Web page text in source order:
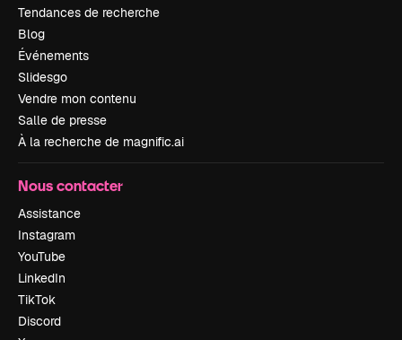
Tendances de recherche
Blog
Événements
Slidesgo
Vendre mon contenu
Salle de presse
À la recherche de magnific.ai
Nous contacter
Assistance
Instagram
YouTube
LinkedIn
TikTok
Discord